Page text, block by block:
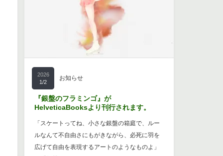
2026
1/2
お知らせ
『銀盤のフラミンゴ』が
HelveticaBooksより刊行されます。
「スケートってね、小さな銀盤の箱庭で、ルー
ルなんて不自由さにもがきながら、必死に羽を
広げて自由を表現するアートのようなものよ」